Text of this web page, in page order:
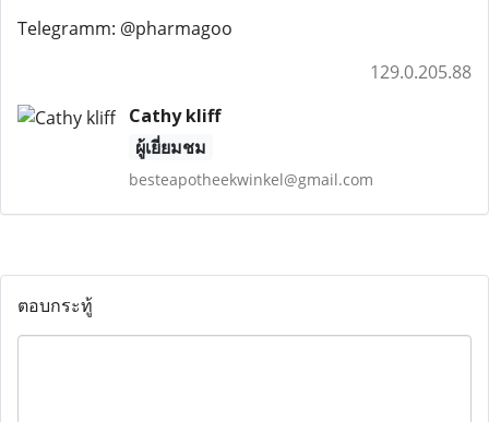
Telegramm: @pharmagoo
129.0.205.88
Cathy kliff
ผู้เยี่ยมชม
besteapotheekwinkel@gmail.com
ตอบกระทู้